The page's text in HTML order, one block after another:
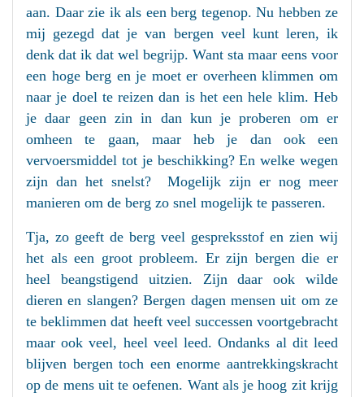
aan. Daar zie ik als een berg tegenop. Nu hebben ze
mij gezegd dat je van bergen veel kunt leren, ik
denk dat ik dat wel begrijp. Want sta maar eens voor
een hoge berg en je moet er overheen klimmen om
naar je doel te reizen dan is het een hele klim. Heb
je daar geen zin in dan kun je proberen om er
omheen te gaan, maar heb je dan ook een
vervoersmiddel tot je beschikking? En welke wegen
zijn dan het snelst? Mogelijk zijn er nog meer
manieren om de berg zo snel mogelijk te passeren.
Tja, zo geeft de berg veel gespreksstof en zien wij
het als een groot probleem. Er zijn bergen die er
heel beangstigend uitzien. Zijn daar ook wilde
dieren en slangen? Bergen dagen mensen uit om ze
te beklimmen dat heeft veel successen voortgebracht
maar ook veel, heel veel leed. Ondanks al dit leed
blijven bergen toch een enorme aantrekkingskracht
op de mens uit te oefenen. Want als je hoog zit krijg